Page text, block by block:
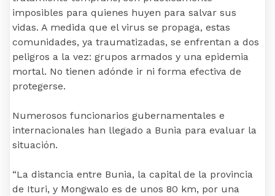
imposibles para quienes huyen para salvar sus
vidas. A medida que el virus se propaga, estas
comunidades, ya traumatizadas, se enfrentan a dos
peligros a la vez: grupos armados y una epidemia
mortal. No tienen adónde ir ni forma efectiva de
protegerse.
Numerosos funcionarios gubernamentales e
internacionales han llegado a Bunia para evaluar la
situación.
“La distancia entre Bunia, la capital de la provincia
de Ituri, y Mongwalo es de unos 80 km, por una